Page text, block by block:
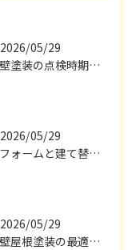
2026/05/29
外壁塗装の点検時期と施工の最適タイミング
2026/05/29
リフォームと建て替えの費用と注意点完全解説
2026/05/29
外壁屋根塗装の最適メンテナンス時期